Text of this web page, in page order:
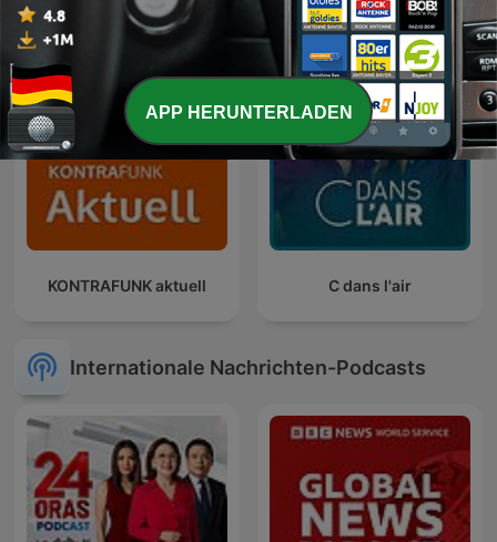
KONTRAFUNK aktuell C dans l'air
Internationale Nachrichten-Podcasts
APP HERUNTERLADEN